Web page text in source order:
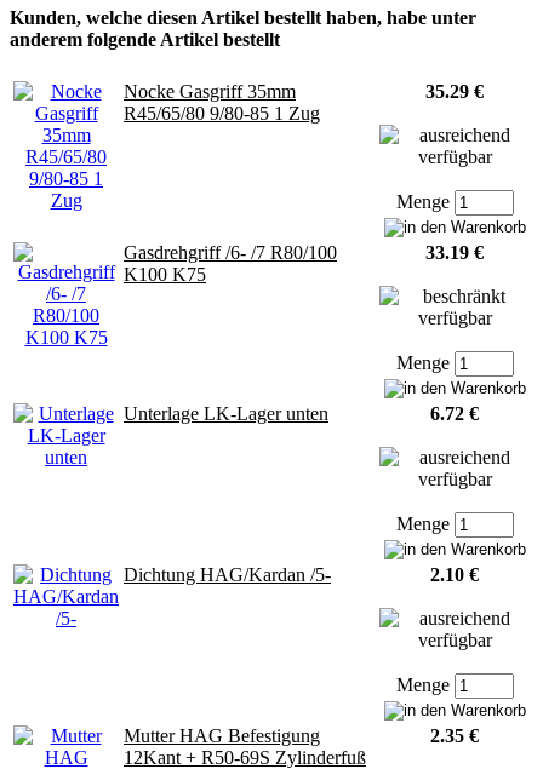
Kunden, welche diesen Artikel bestellt haben, habe unter
anderem folgende Artikel bestellt
Nocke Gasgriff 35mm
R45/65/80 9/80-85 1 Zug
35.29 €
Menge
Gasdrehgriff /6- /7 R80/100
K100 K75
33.19 €
Menge
Unterlage LK-Lager unten 6.72 €
Menge
Dichtung HAG/Kardan /5- 2.10 €
Menge
Mutter HAG Befestigung
12Kant + R50-69S Zylinderfuß
2.35 €